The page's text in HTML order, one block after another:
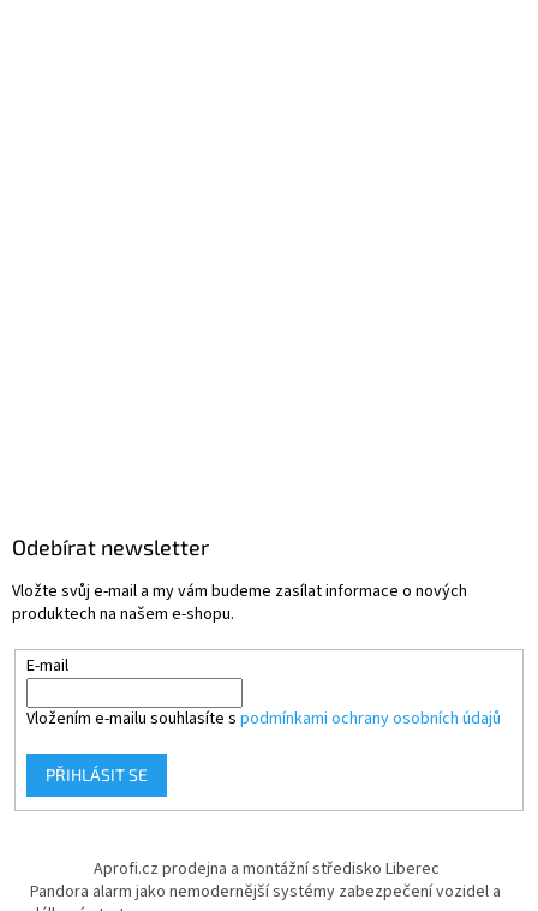
Odebírat newsletter
Vložte svůj e-mail a my vám budeme zasílat informace o nových
produktech na našem e-shopu.
E-mail
Vložením e-mailu souhlasíte s podmínkami ochrany osobních údajů
PŘIHLÁSIT SE
Aprofi.cz prodejna a montážní středisko Liberec
Pandora alarm jako nemodernější systémy zabezpečení vozidel a